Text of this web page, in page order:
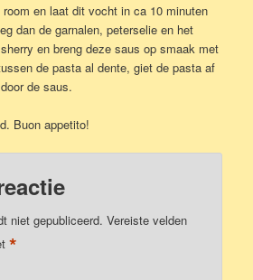
en laat dit vocht in ca 10 minuten
dan de garnalen, peterselie en het
en breng deze saus op smaak met
de pasta al dente, giet de pasta af
de saus.
Buon appetito!
niet gepubliceerd. Vereiste velden
*